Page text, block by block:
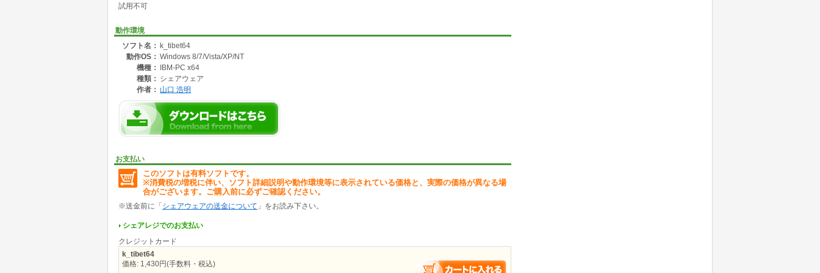
の原典とチベット語訳の仏典入手を決意。
この「チベット旅行記」は、民俗学や歴史的な見地からも、貴重な作品だ。
日本人に、もっと河口慧海の作品「チベット旅行記」に親しんでもらいたいと思い、このプログラムを作りました。
元データは青空文庫にあります。青空文庫は、ボランティアの皆さんが著作権が切れた作品を誰もが自由に利用できる
ように公開しているものです。
ブラウザで青空文庫から直接読むことができますが、わざわざブラウザを使うのが重い。
インターネットが使えない環境ではアクセスできない、読めない。ブラウザでは目が疲れる、などの問題があります。
そこで、軽快に、手軽に青空文庫の作品を読むことを目的に作りました。
プログラムとデータが一緒になっているので、このプログラムをダウンロードするだけでパソコンで読み始められま
す。
最近電子ブックが徐々に普及し始めているようですが、わざわざ電子ブックを使わなくても、パソコンで同等以上のこ
とができます。
興味のある人は、試しに使ってみて欲しい。
試用不可
動作環境
ソフト名： k_tibet64
動作OS： Windows 8/7/Vista/XP/NT
機種：
IBM-PC x64
種類： シェアウェア
作者： 山口 浩明
お支払い
このソフトは有料ソフトです。
※消費税の増税に伴い、ソフト詳細説明や動作環境等に表示されている価格と、実際の価格が異なる場
合がございます。ご購入前に必ずご確認ください。
※送金前に「 シェアウェアの送金について 」をお読み下さい。
シェアレジでのお支払い
クレジットカード
k_tibet64
価格: 1,430円(手数料・税込)